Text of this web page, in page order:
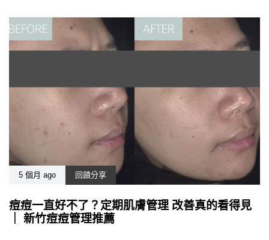
5 個月 ago 回饋分享
痘痘一直好不了？定期肌膚管理 改善真的看得見
｜ 新竹痘痘管理推薦